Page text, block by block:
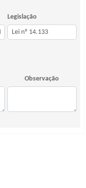
Legislação
Observação